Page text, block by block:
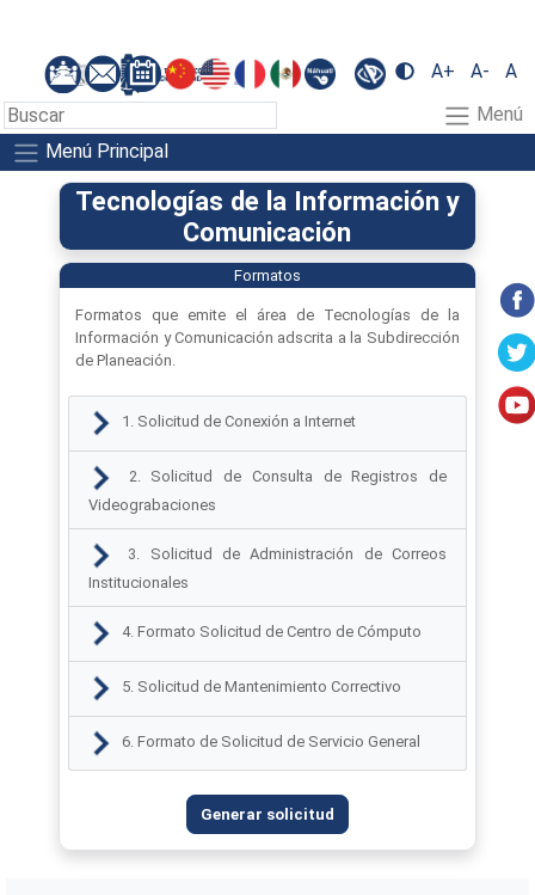
A+ A- A
Menú
Menú Principal
Tecnologías de la Información y
Comunicación
Formatos
Formatos que emite el área de Tecnologías de la
Información y Comunicación adscrita a la Subdirección
de Planeación.
1. Solicitud de Conexión a Internet
2. Solicitud de Consulta de Registros de
Videograbaciones
3. Solicitud de Administración de Correos
Institucionales
4. Formato Solicitud de Centro de Cómputo
5. Solicitud de Mantenimiento Correctivo
6. Formato de Solicitud de Servicio General
Generar solicitud